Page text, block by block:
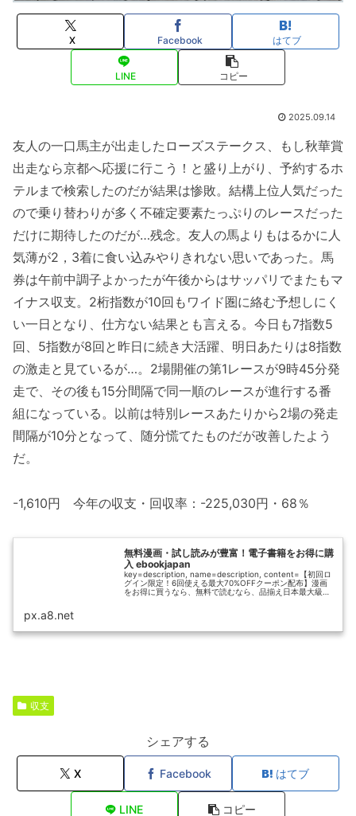
X Facebook はてブ
LINE コピー
2025.09.14
友人の一口馬主が出走したローズステークス、もし秋華賞
出走なら京都へ応援に行こう！と盛り上がり、予約するホ
テルまで検索したのだが結果は惨敗。結構上位人気だった
ので乗り替わりが多く不確定要素たっぷりのレースだった
だけに期待したのだが…残念。友人の馬よりもはるかに人
気薄が2，3着に食い込みやりきれない思いであった。馬
券は午前中調子よかったが午後からはサッパリでまたもマ
イナス収支。2桁指数が10回もワイド圏に絡む予想しにく
い一日となり、仕方ない結果とも言える。今日も7指数5
回、5指数が8回と昨日に続き大活躍、明日あたりは8指数
の激走と見ているが…。2場開催の第1レースが9時45分発
走で、その後も15分間隔で同一順のレースが進行する番
組になっている。以前は特別レースあたりから2場の発走
間隔が10分となって、随分慌てたものだが改善したよう
だ。
-1,610円 今年の収支・回収率：-225,030円・68％
無料漫画・試し読みが豊富！電子書籍をお得に購
入 ebookjapan
key=description, name=description, content=【初回ロ
グイン限定！6回使える最大70%OFFクーポン配布】漫画
をお得に買うなら、無料で読むなら、品揃え日本最大級
px.a8.net
収支
シェアする
X Facebook はてブ
LINE コピー